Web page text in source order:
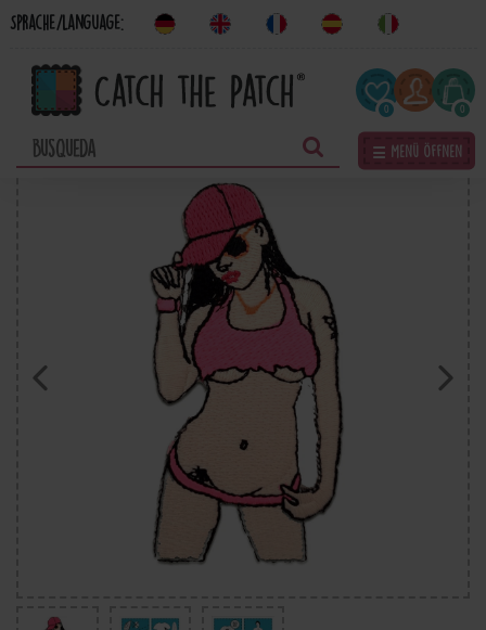
Sprache/Language:
0
☰ Menü öffnen